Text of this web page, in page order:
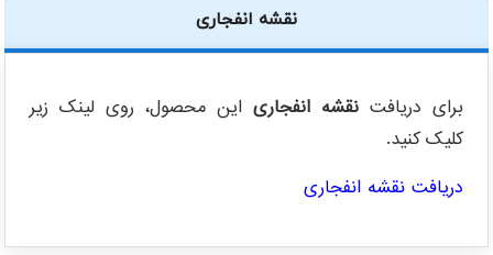
نقشه انفجاری
برای دریافتنقشه انفجاری این محصول، روی لینک زیر
کلیک کنید.
دریافت نقشه انفجاری